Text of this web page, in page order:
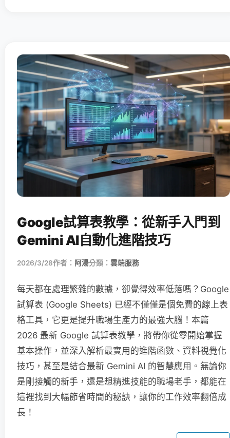
Google試算表教學：從新手入門到
Gemini AI自動化進階技巧
2026/3/28作者： 阿湯分類： 雲端服務
每天都在處理繁雜的數據，卻覺得效率低落嗎？Google
試算表 (Google Sheets) 已經不僅僅是個免費的線上表
格工具，它更是提升職場生產力的最強大腦！本篇
2026 最新 Google 試算表教學，將帶你從零開始掌握
基本操作，並深入解析最實用的進階函數、資料視覺化
技巧，甚至是結合最新 Gemini AI 的智慧應用。無論你
是剛接觸的新手，還是想精進技能的職場老手，都能在
這裡找到大幅節省時間的秘訣，讓你的工作效率翻倍成
長！